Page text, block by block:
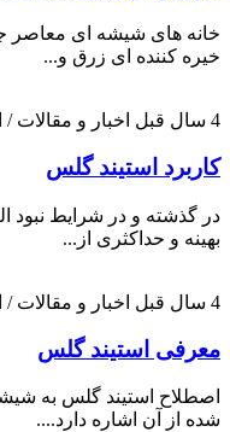
خانه های شیشه ای معاصر
خیره کننده ای زرق و...
4 سال قبل اخبار و
کاربرد استیند گلس
در گذشته و در شرایط نبود
بهینه و حداکثری از...
4 سال قبل اخبار و
معرفی استیند گلس
اصطلاح استیند گلس به
شده از آن اشاره دارد....